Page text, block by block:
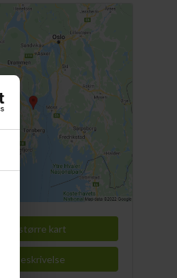
Vis større kart
Veibeskrivelse